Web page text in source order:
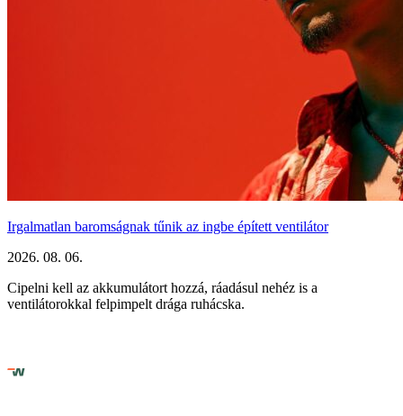
Irgalmatlan baromságnak tűnik az ingbe épített ventilátor
2026. 08. 06.
Cipelni kell az akkumulátort hozzá, ráadásul nehéz is a
ventilátorokkal felpimpelt drága ruhácska.